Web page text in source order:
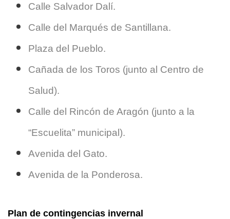
Calle Salvador Dalí.
Calle del Marqués de Santillana.
Plaza del Pueblo.
Cañada de los Toros (junto al Centro de
Salud).
Calle del Rincón de Aragón (junto a la
“Escuelita” municipal).
Avenida del Gato.
Avenida de la Ponderosa.
Plan de contingencias invernal